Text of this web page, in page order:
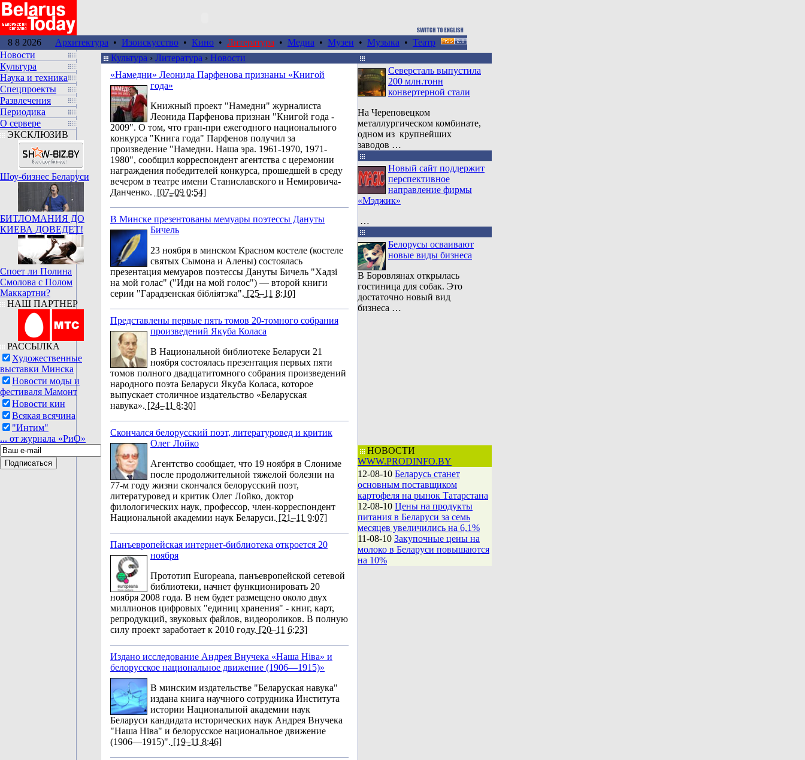
8 8 2026 Архитектура • Изоискусство • Кино • Литература • Медиа • Музеи • Музыка • Театр
Новости
Культура
Наука и техника
Спецпроекты
Развлечения
Периодика
О сервере
ЭКСКЛЮЗИВ
Шоу-бизнес Беларуси
БИТЛОМАНИЯ ДО
КИЕВА ДОВЕДЕТ!
Споет ли Полина
Смолова с Полом
Маккартни?
НАШ ПАРТНЕР
РАССЫЛКА
Художественные
выставки Минска
Новости моды и
фестиваля Мамонт
Новости кин
Всякая всячина
"Интим"
... от журнала «РиО»
Культура › Литература › Новости
«Намедни» Леонида Парфенова признаны «Книгой
года»
Книжный проект "Намедни" журналиста
Леонида Парфенова признан "Книгой года -
2009". О том, что гран-при ежегодного национального
конкурса "Книга года" Парфенов получил за
произведение "Намедни. Наша эра. 1961-1970, 1971-
1980", сообщил корреспондент агентства с церемонии
награждения победителей конкурса, прошедшей в среду
вечером в театре имени Станиславского и Немировича-
Данченко. [07–09 0:54]
В Минске презентованы мемуары поэтессы Дануты
Бичель
23 ноября в минском Красном костеле (костеле
святых Сымона и Алены) состоялась
презентация мемуаров поэтессы Дануты Бичель "Хадзі
на мой голас" ("Иди на мой голос") — второй книги
серии "Гарадзенская бібліятэка". [25–11 8:10]
Представлены первые пять томов 20-томного собрания
произведений Якуба Коласа
В Национальной библиотеке Беларуси 21
ноября состоялась презентация первых пяти
томов полного двадцатитомного собрания произведений
народного поэта Беларуси Якуба Коласа, которое
выпускает столичное издательство «Беларуская
навука». [24–11 8:30]
Скончался белорусский поэт, литературовед и критик
Олег Лойко
Агентство сообщает, что 19 ноября в Слониме
после продолжительной тяжелой болезни на
77-м году жизни скончался белорусский поэт,
литературовед и критик Олег Лойко, доктор
филологических наук, профессор, член-корреспондент
Национальной академии наук Беларуси. [21–11 9:07]
Панъевропейская интернет-библиотека откроется 20
ноября
Прототип Europeana, панъевропейской сетевой
библиотеки, начнет функционировать 20
ноября 2008 года. В нем будет размещено около двух
миллионов цифровых "единиц хранения" - книг, карт,
репродукций, звуковых файлов, видеороликов. В полную
силу проект заработает к 2010 году. [20–11 6:23]
Издано исследование Андрея Внучека «Наша Ніва» и
белорусское национальное движение (1906—1915)»
В минским издательстве "Беларуская навука"
издана книга научного сотрудника Института
истории Национальной академии наук
Беларуси кандидата исторических наук Андрея Внучека
"Наша Ніва" и белорусское национальное движение
(1906—1915)". [19–11 8:46]
Северсталь выпустила
200 млн.тонн
конвертерной стали
На Череповецком
металлургическом комбинате,
одном из крупнейших
заводов …
Новый сайт поддержит
перспективное
направление фирмы
«Мэджик»
…
Белорусы осваивают
новые виды бизнеса
В Боровлянах открылась
гостиница для собак. Это
достаточно новый вид
бизнеса …
НОВОСТИ
WWW.PRODINFO.BY
12-08-10 Беларусь станет
основным поставщиком
картофеля на рынок Татарстана
12-08-10 Цены на продукты
питания в Беларуси за семь
месяцев увеличились на 6,1%
11-08-10 Закупочные цены на
молоко в Беларуси повышаются
на 10%